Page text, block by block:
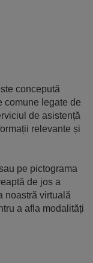
concepută
comune legate de
de asistență
relevante și
pe pictograma
de jos a
noastră virtuală
a afla modalități